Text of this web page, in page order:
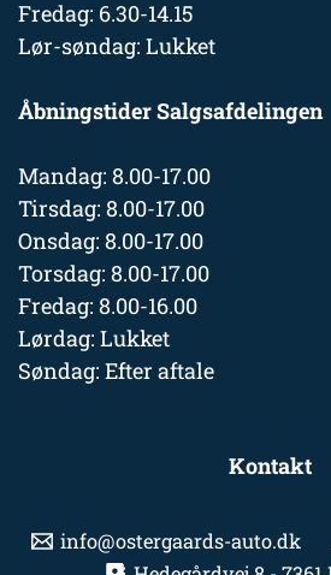
Fredag: 6.30-14.15
Lør-søndag: Lukket
Åbningstider Salgsafdelingen
Mandag: 8.00-17.00
Tirsdag: 8.00-17.00
Onsdag: 8.00-17.00
Torsdag: 8.00-17.00
Fredag: 8.00-16.00
Lørdag: Lukket
Søndag: Efter aftale
Kontakt
info@ostergaards-auto.dk